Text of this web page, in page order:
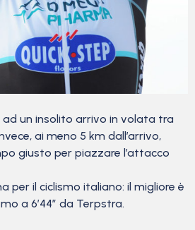
un insolito arrivo in volata tra
ai meno 5 km dall’arrivo,
giusto per piazzare l’attacco
per il ciclismo italiano: il migliore è
a 6’44” da Terpstra.